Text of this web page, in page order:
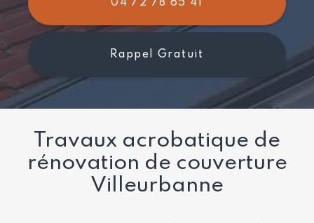
04 72 78 65 41
Rappel Gratuit
Travaux acrobatique de
rénovation de couverture
Villeurbanne